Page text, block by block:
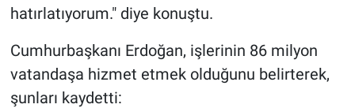
hatırlatıyorum." diye konuştu.
Cumhurbaşkanı Erdoğan, işlerinin 86 milyon
vatandaşa hizmet etmek olduğunu belirterek,
şunları kaydetti: